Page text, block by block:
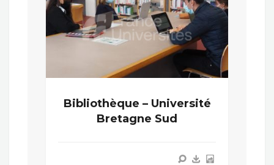
Bibliothèque – Université
Bretagne Sud